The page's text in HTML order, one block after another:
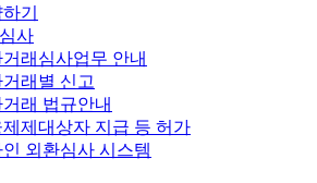
기
사
래심사업무 안내
래별 신고
래 법규안내
제제대상자 지급 등 허가
인 외환심사 시스템